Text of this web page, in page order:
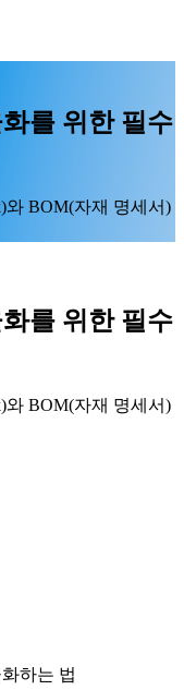
를 위한 필수
와 BOM(자재 명세서)
를 위한 필수
와 BOM(자재 명세서)
하는 법